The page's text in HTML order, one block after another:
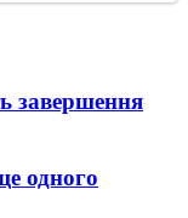
завершення
одного